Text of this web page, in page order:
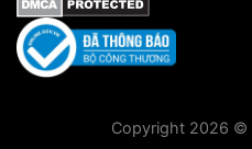
Copyright 2026 ©